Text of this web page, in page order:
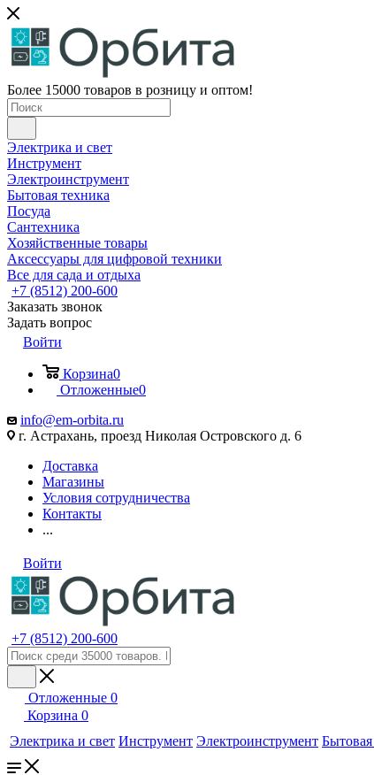
Более 15000 товаров в розницу и оптом!
Электрика и свет
Инструмент
Электроинструмент
Бытовая техника
Посуда
Сантехника
Хозяйственные товары
Аксессуары для цифровой техники
Все для сада и отдыха
+7 (8512) 200-600
Заказать звонок
Задать вопрос
Войти
Корзина0
Отложенные0
info@em-orbita.ru
г. Астрахань, проезд Николая Островского д. 6
Доставка
Магазины
Условия сотрудничества
Контакты
...
Войти
+7 (8512) 200-600
Отложенные 0
Корзина 0
Электрика и свет Инструмент Электроинструмент